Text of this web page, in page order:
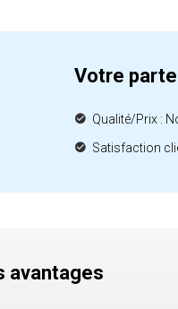
Votre
Qualité/Prix :
Satisfaction
avantages